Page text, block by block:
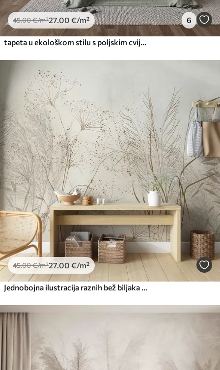
45.00€/m²27 .00 €/m² 6
45.00€/m²27 .00 €/m²